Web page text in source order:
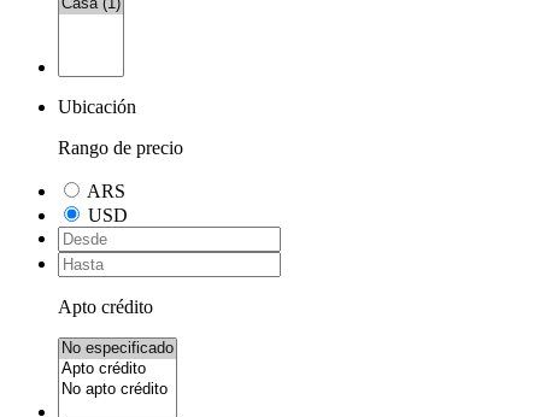
Ubicación
Rango de precio
ARS
USD
Apto crédito